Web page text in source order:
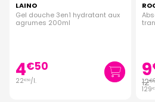
LAINO
Gel douche 3en1 hydratant aux
agrumes 200ml
4€50
22€50/l. 9
12€
129€